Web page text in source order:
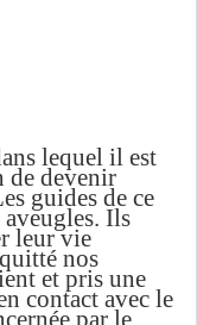
lequel il est
de devenir
guides de ce
Ils
leur vie
nos
et pris une
contact avec le
par le